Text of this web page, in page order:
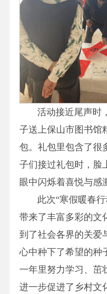
活动接近尾声时
子送上保山市图书馆
包。礼包里包含了很
子们接过礼包时，脸
眼中闪烁着喜悦与感
此次“寒假暖春
带来了丰富多彩的文
到了社会各界的关爱
心中种下了希望的种
一年里努力学习、茁
进一步促进了乡村文